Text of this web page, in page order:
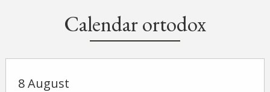
Calendar ortodox
8 August